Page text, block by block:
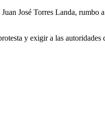
José Torres Landa,
y exigir a las